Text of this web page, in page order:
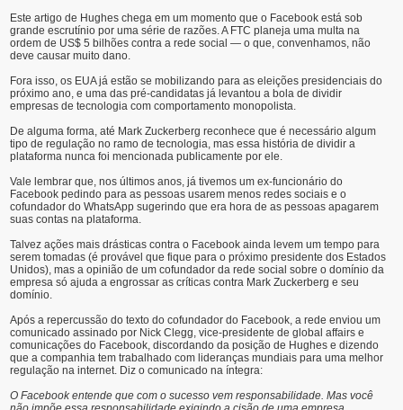
Este artigo de Hughes chega em um momento que o Facebook está sob
grande escrutínio por uma série de razões. A FTC planeja uma multa na
ordem de US$ 5 bilhões contra a rede social — o que, convenhamos, não
deve causar muito dano.
Fora isso, os EUA já estão se mobilizando para as eleições presidenciais do
próximo ano, e uma das pré-candidatas já levantou a bola de dividir
empresas de tecnologia com comportamento monopolista.
De alguma forma, até Mark Zuckerberg reconhece que é necessário algum
tipo de regulação no ramo de tecnologia, mas essa história de dividir a
plataforma nunca foi mencionada publicamente por ele.
Vale lembrar que, nos últimos anos, já tivemos um ex-funcionário do
Facebook pedindo para as pessoas usarem menos redes sociais e o
cofundador do WhatsApp sugerindo que era hora de as pessoas apagarem
suas contas na plataforma.
Talvez ações mais drásticas contra o Facebook ainda levem um tempo para
serem tomadas (é provável que fique para o próximo presidente dos Estados
Unidos), mas a opinião de um cofundador da rede social sobre o domínio da
empresa só ajuda a engrossar as críticas contra Mark Zuckerberg e seu
domínio.
Após a repercussão do texto do cofundador do Facebook, a rede enviou um
comunicado assinado por Nick Clegg, vice-presidente de global affairs e
comunicações do Facebook, discordando da posição de Hughes e dizendo
que a companhia tem trabalhado com lideranças mundiais para uma melhor
regulação na internet. Diz o comunicado na íntegra:
O Facebook entende que com o sucesso vem responsabilidade. Mas você